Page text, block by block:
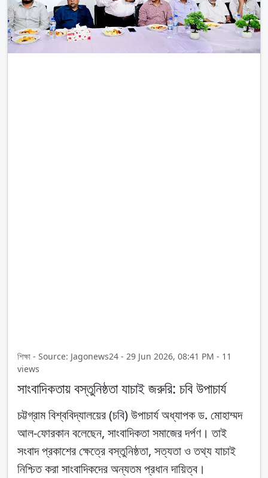
শিক্ষা - Source: Jagonews24 - 29 Jun 2026, 08:41 PM - 11
views
সাংবাদিকতায় বস্তুনিষ্ঠতা যাচাই জরুরি: চবি উপাচার্য
চট্টগ্রাম বিশ্ববিদ্যালয়ের (চবি) উপাচার্য অধ্যাপক ড. মোহাম্মদ
আল-ফোরকান বলেছেন, সাংবাদিকতা সমাজের দর্পণ। তাই
সংবাদ প্রকাশের ক্ষেত্রে বস্তুনিষ্ঠতা, সত্যতা ও তথ্য যাচাই
নিশ্চিত করা সাংবাদিকদের অন্যতম প্রধান দায়িত্ব।